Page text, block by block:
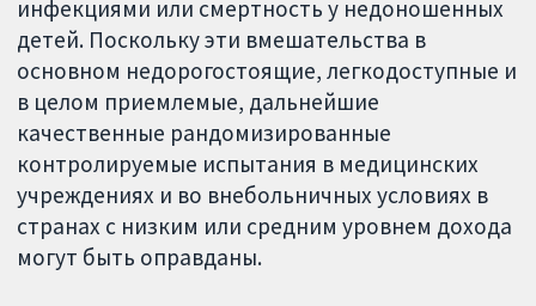
инфекциями или смертность у недоношенных
детей. Поскольку эти вмешательства в
основном недорогостоящие, легкодоступные и
в целом приемлемые, дальнейшие
качественные рандомизированные
контролируемые испытания в медицинских
учреждениях и во внебольничных условиях в
странах с низким или средним уровнем дохода
могут быть оправданы.